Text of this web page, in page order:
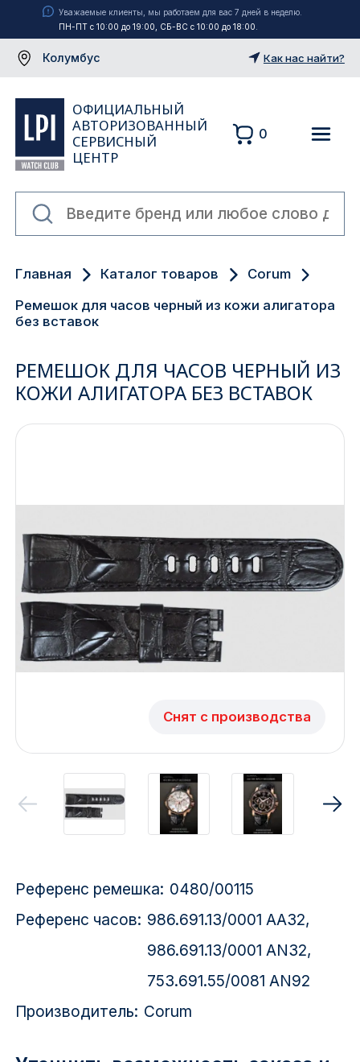
Уважаемые клиенты, мы работаем для вас 7 дней в неделю.
ПН-ПТ с 10:00 до 19:00, СБ-ВС с 10:00 до 18:00.
Колумбус
Екатеринбург
Санкт-Петербург
Ижевск
Владивосток
Казань
Волгоград
Кемерово
Воронеж
1 Мая
1 Поселок
2-я Смирновка
3-й Участок
52127 городок
Как нас найти?
ОФИЦИАЛЬНЫЙ
АВТОРИЗОВАННЫЙ
СЕРВИСНЫЙ
ЦЕНТР
0
Главная Каталог товаров
Corum
Ремешок для часов черный из кожи алигатора
без вставок
РЕМЕШОК ДЛЯ ЧАСОВ ЧЕРНЫЙ ИЗ
КОЖИ АЛИГАТОРА БЕЗ ВСТАВОК
Снят с производства
Референс ремешка: 0480/00115
Референс часов: 986.691.13/0001 AA32,
986.691.13/0001 AN32,
753.691.55/0081 AN92
Производитель: Corum